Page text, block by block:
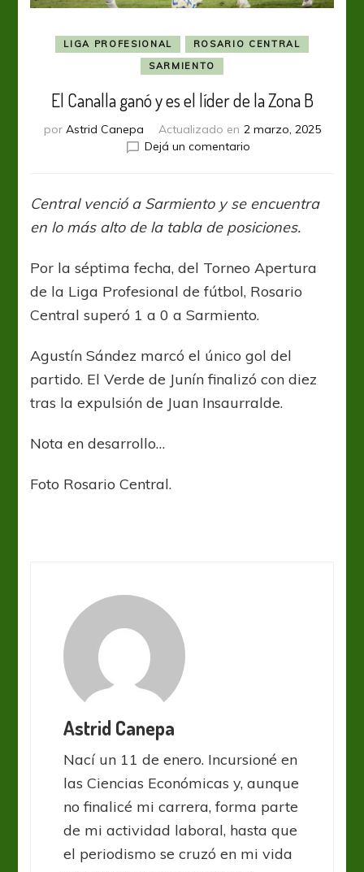
LIGA PROFESIONAL
ROSARIO CENTRAL
SARMIENTO
El Canalla ganó y es el líder de la Zona B
por Astrid Canepa Actualizado en 2 marzo, 2025
Dejá un comentarioen
y
es
líder
la
Zona
Central venció a Sarmiento y se encuentra
en lo más alto de la tabla de posiciones.
Por la séptima fecha, del Torneo Apertura
de la Liga Profesional de fútbol, Rosario
Central superó 1 a 0 a Sarmiento.
Agustín Sández marcó el único gol del
partido. El Verde de Junín finalizó con diez
tras la expulsión de Juan Insaurralde.
Nota en desarrollo…
Foto Rosario Central.
Astrid Canepa
Nací un 11 de enero. Incursioné en
las Ciencias Económicas y, aunque
no finalicé mi carrera, forma parte
de mi actividad laboral, hasta que
el periodismo se cruzó en mi vida